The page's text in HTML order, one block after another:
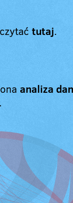
tutaj.
analiza